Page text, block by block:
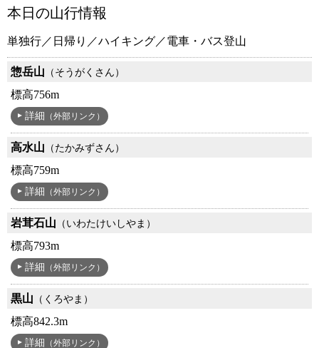
本日の山行情報
単独行／日帰り／ハイキング／電車・バス登山
惣岳山 （そうがくさん）
標高756m
詳細 （外部リンク）
高水山 （たかみずさん）
標高759m
詳細 （外部リンク）
岩茸石山 （いわたけいしやま）
標高793m
詳細 （外部リンク）
黒山 （くろやま）
標高842.3m
詳細 （外部リンク）